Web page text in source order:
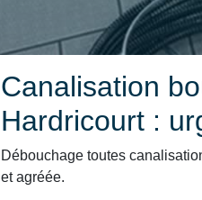
Canalisation
Hardricourt :
Débouchage toutes
et agréée.